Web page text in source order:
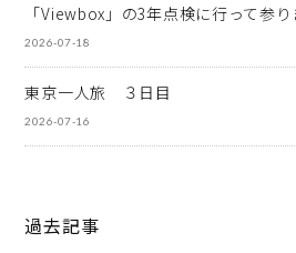
「Viewbox」の3年点検に行って参り
2026-07-18
東京一人旅 ３日目
2026-07-16
過去記事